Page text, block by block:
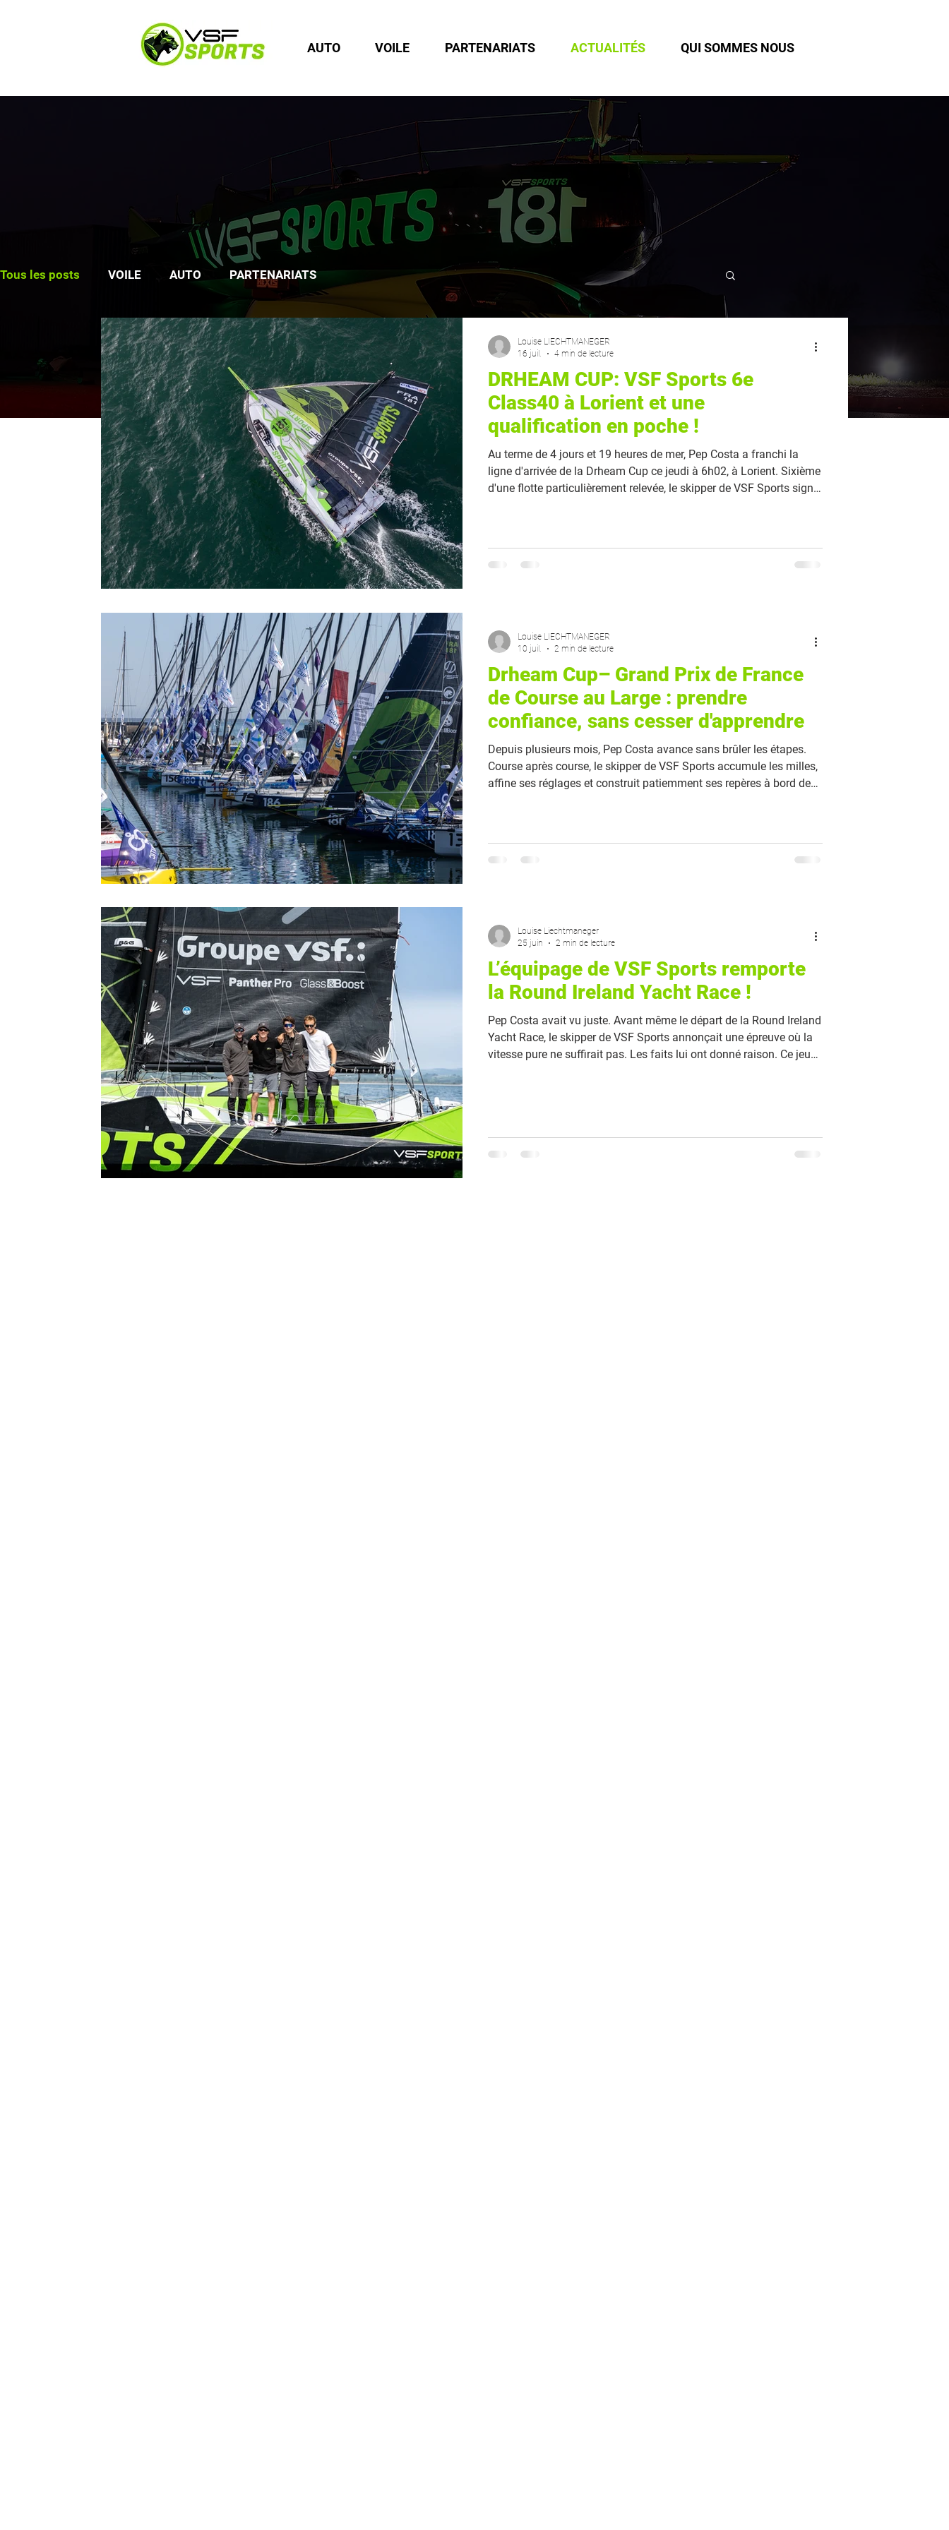
QUI SOMMES NOUS
ACTUALITÉS
PARTENARIATS
VOILE
AUTO
Tous les posts VOILE AUTO PARTENARIATS
DRHEAM CUP: VSF Sports 6e
Class40 à Lorient et une
qualification en poche !
Au terme de 4 jours et 19 heures de mer, Pep Costa a franchi la
ligne d'arrivée de la Drheam Cup ce jeudi à 6h02, à Lorient. Sixième
d'une flotte particulièrement relevée, le skipper de VSF Sports signe
venu chercher
Louise LIECHTMANEGER
16 juil.
4 min de lecture
Drheam Cup– Grand Prix de France
de Course au Large : prendre
confiance, sans cesser d'apprendre
Depuis plusieurs mois, Pep Costa avance sans brûler les étapes.
Course après course, le skipper de VSF Sports accumule les milles,
affine ses réglages et construit patiemment ses repères à bord de
Louise LIECHTMANEGER
10 juil.
2 min de lecture
L’équipage de VSF Sports remporte
la Round Ireland Yacht Race !
Pep Costa avait vu juste. Avant même le départ de la Round Ireland
Yacht Race, le skipper de VSF Sports annonçait une épreuve où la
vitesse pure ne suffirait pas. Les faits lui ont donné raison. Ce jeudi
scratch, tout
Louise Liechtmaneger
25 juin
2 min de lecture